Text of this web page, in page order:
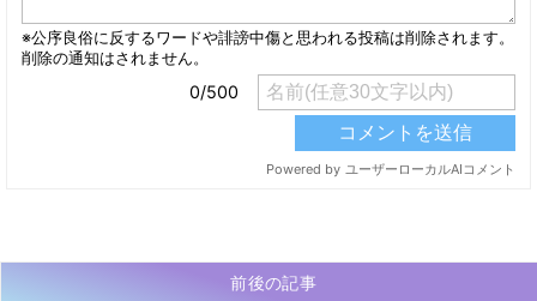
前後の記事